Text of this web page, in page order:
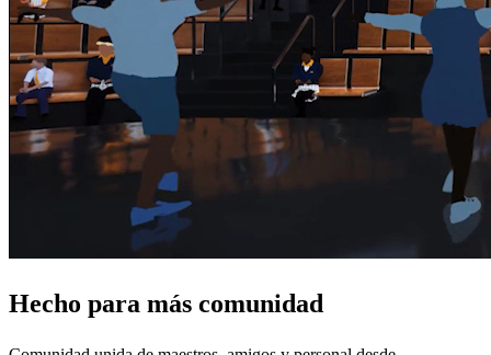
Hecho para más comunidad